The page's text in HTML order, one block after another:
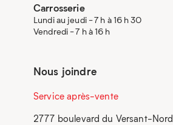
Carrosserie
Lundi au jeudi - 7 h à 16 h 30
Vendredi - 7 h à 16 h
Nous joindre
Service après-vente
2777 boulevard du Versant-Nord